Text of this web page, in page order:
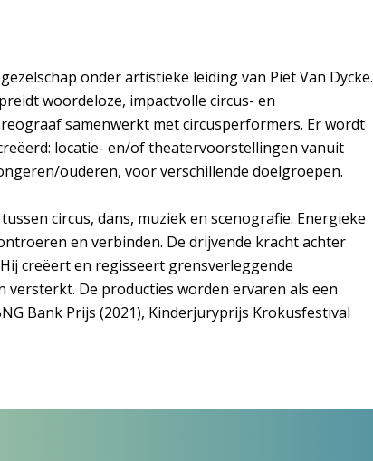
onder artistieke leiding van Piet Van Dycke.
woordeloze, impactvolle circus- en
samenwerkt met circusperformers. Er wordt
locatie- en/of theatervoorstellingen vanuit
ouderen, voor verschillende doelgroepen.
circus, dans, muziek en scenografie. Energieke
en verbinden. De drijvende kracht achter
creëert en regisseert grensverleggende
De producties worden ervaren als een
Bank Prijs (2021), Kinderjuryprijs Krokusfestival